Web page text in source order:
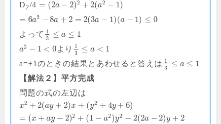
D2/4 = (2a − 2)2 + 2(a2 − 1)
= 6a2 − 8a + 2 = 2(3a − 1)(a − 1) ≤ 0
よって 1
3
≤ a ≤ 1
a2 − 1 < 0より
1
3
≤ a < 1
a=±1のときの結果とあわせると答えは 1
3
≤ a ≤ 1
【解法２】平方完成
問題の式の左辺は
x2 + 2(ay + 2)x + (y2 + 4y + 6)
= (x + ay + 2)2 + (1 − a2)y2 − 2(2a − 2)y + 2